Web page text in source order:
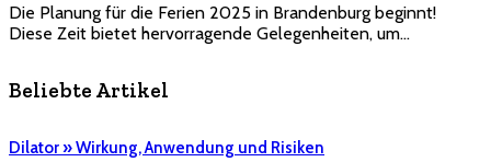
Die Planung für die Ferien 2025 in Brandenburg beginnt!
Diese Zeit bietet hervorragende Gelegenheiten, um…
Beliebte Artikel
Dilator » Wirkung, Anwendung und Risiken